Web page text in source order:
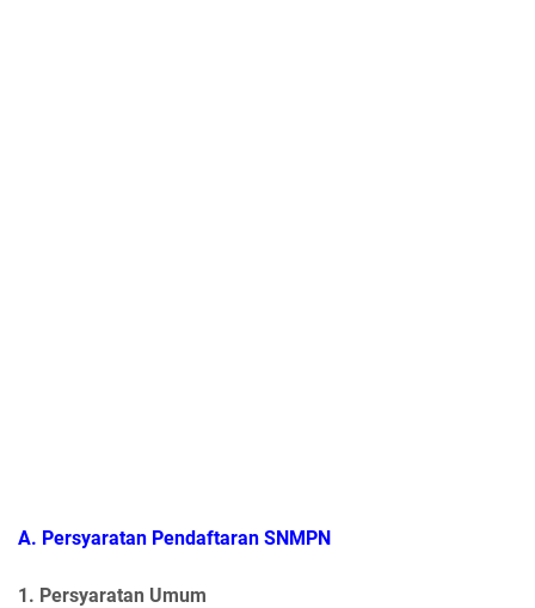
A. Persyaratan Pendaftaran SNMPN
1. Persyaratan Umum